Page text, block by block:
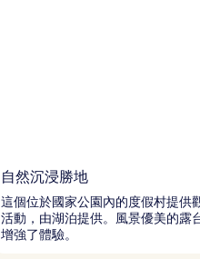
自然沉浸勝地
這個位於國家公園內的度假村提供
活動，由湖泊提供。風景優美的露
增強了體驗。